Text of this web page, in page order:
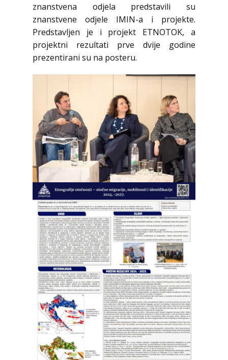
znanstvena odjela predstavili su
znanstvene odjele IMIN-a i projekte.
Predstavljen je i projekt ETNOTOK, a
projektni rezultati prve dvije godine
prezentirani su na posteru.